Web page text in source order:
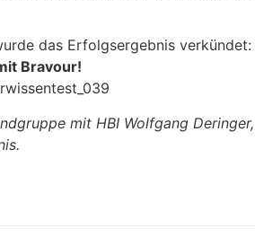
das Erfolgsergebnis verkündet:
Bravour!
mit HBI Wolfgang